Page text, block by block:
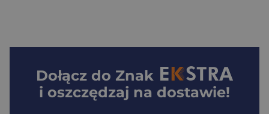
Dołącz do Znak
i oszczędzaj na dostawie!